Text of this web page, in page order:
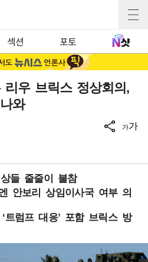
섹션 포토
리우 브릭스 정상회의,
와
가가
들 줄줄이 불참
안보리 상임이사국 여부 의
트럼프 대응’ 포함 브릭스 방